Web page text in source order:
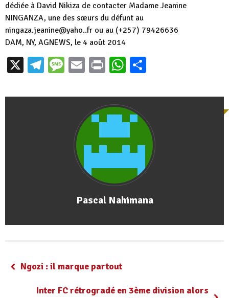
dédiée à David Nikiza de contacter Madame Jeanine
NINGANZA, une des sœurs du défunt au
ningaza.jeanine@yaho..fr ou au (+257) 79426636
DAM, NY, AGNEWS, le 4 août 2014
X Telegram
Message
EmailPrintWhatsApp
Pascal Nahimana
Ngozi : il marque partout
Inter FC rétrogradé en 3ème division alors